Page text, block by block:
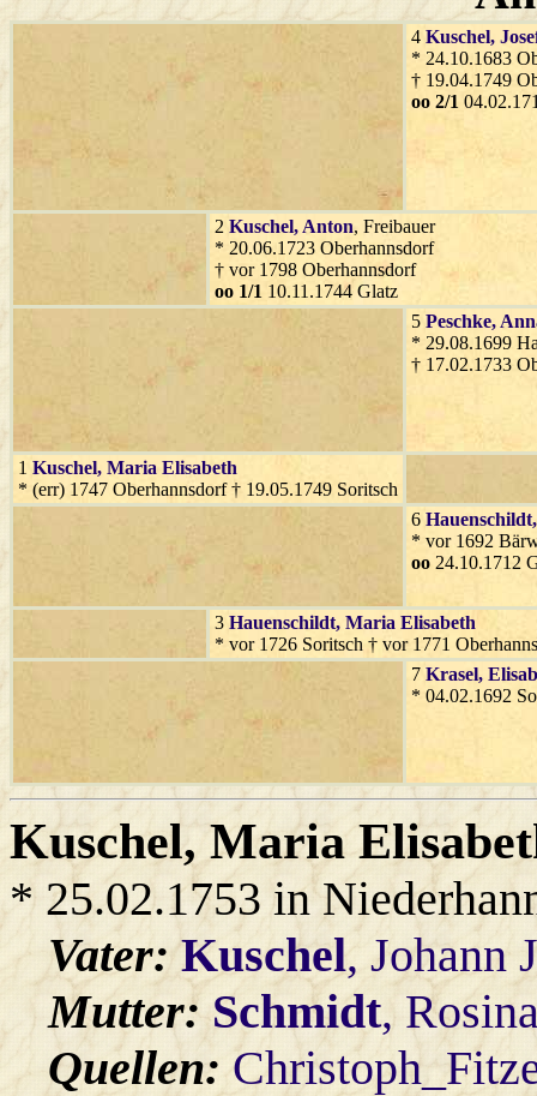
4 Kuschel,
* 24.10.1683
† 19.04.1749
oo 2/1
2 Kuschel, Anton, Freibauer
* 20.06.1723 Oberhannsdorf
† vor 1798 Oberhannsdorf
oo 1/1 10.11.1744 Glatz
5 Peschke,
* 29.08.1699
† 17.02.1733
1 Kuschel, Maria Elisabeth
* (err) 1747 Oberhannsdorf † 19.05.1749 Soritsch
6 Hauenschildt
* vor 1692
oo 24.10.1712
3 Hauenschildt, Maria Elisabeth
* vor 1726 Soritsch † vor 1771
7 Krasel,
* 04.02.1692
Kuschel, Maria
* 25.02.1753 in
Vater:Kuschel, Johann
Mutter:Schmidt,
Quellen: